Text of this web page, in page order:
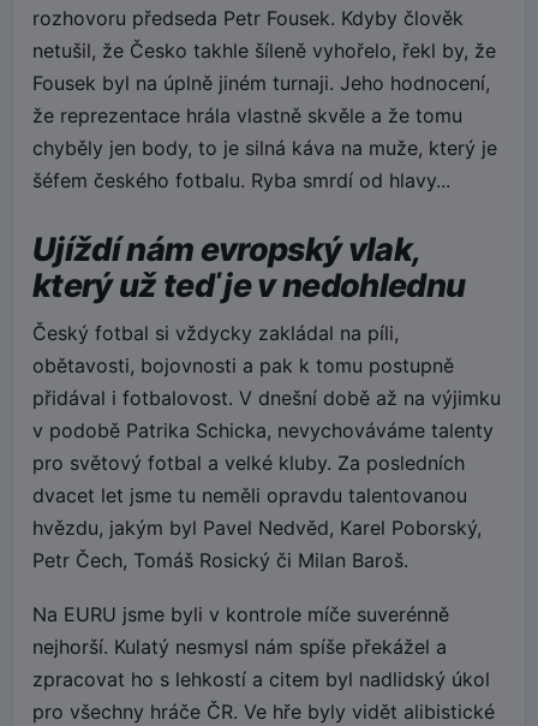
rozhovoru předseda Petr Fousek. Kdyby člověk
netušil, že Česko takhle šíleně vyhořelo, řekl by, že
Fousek byl na úplně jiném turnaji. Jeho hodnocení,
že reprezentace hrála vlastně skvěle a že tomu
chyběly jen body, to je silná káva na muže, který je
šéfem českého fotbalu. Ryba smrdí od hlavy...
Ujíždí nám evropský vlak,
který už teď je v nedohlednu
Český fotbal si vždycky zakládal na píli,
obětavosti, bojovnosti a pak k tomu postupně
přidával i fotbalovost. V dnešní době až na výjimku
v podobě Patrika Schicka, nevychováváme talenty
pro světový fotbal a velké kluby. Za posledních
dvacet let jsme tu neměli opravdu talentovanou
hvězdu, jakým byl Pavel Nedvěd, Karel Poborský,
Petr Čech, Tomáš Rosický či Milan Baroš.
Na EURU jsme byli v kontrole míče suverénně
nejhorší. Kulatý nesmysl nám spíše překážel a
zpracovat ho s lehkostí a citem byl nadlidský úkol
pro všechny hráče ČR. Ve hře byly vidět alibistické